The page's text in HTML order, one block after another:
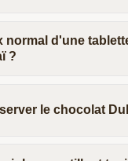
normal d'une
?
le chocolat